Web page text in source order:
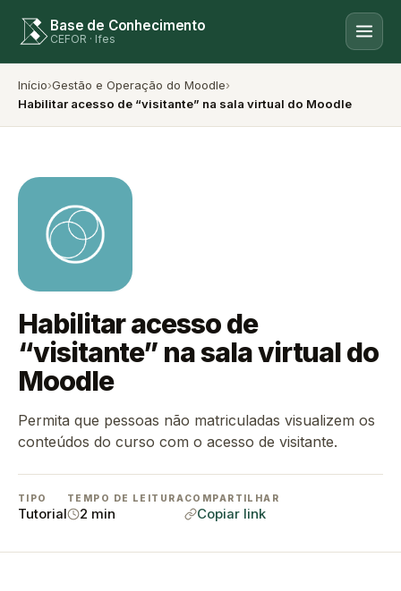
Base de Conhecimento
CEFOR · Ifes
Início›Gestão e Operação do Moodle›
Habilitar acesso de “visitante” na sala virtual do Moodle
Habilitar acesso de
“visitante” na sala virtual do
Moodle
Permita que pessoas não matriculadas visualizem os
conteúdos do curso com o acesso de visitante.
TIPO
Tutorial
TEMPO DE LEITURA
2 min
COMPARTILHAR
Copiar link